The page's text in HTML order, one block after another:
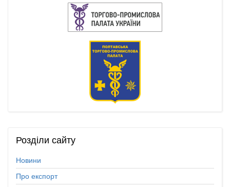
Розділи сайту
Новини
Про експорт